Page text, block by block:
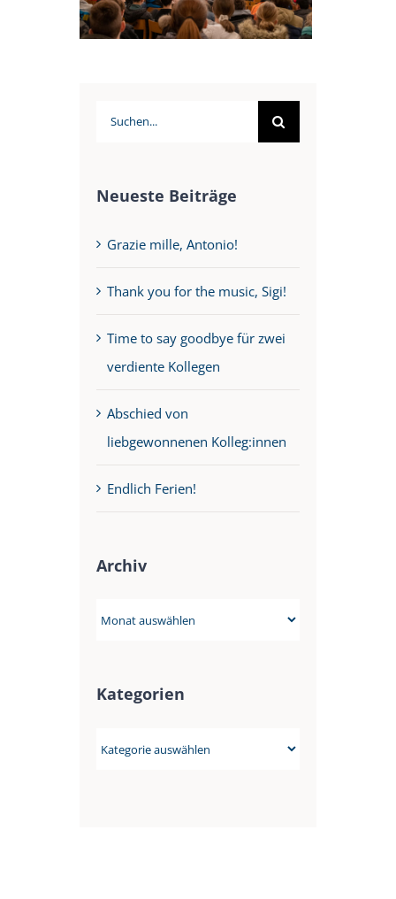
Suche
Neueste Beiträge
Grazie mille, Antonio!
Thank you for the music, Sigi!
Time to say goodbye für zwei
verdiente Kollegen
Abschied von
liebgewonnenen Kolleg:innen
Endlich Ferien!
Archiv
Archiv
Kategorien
Kategorien